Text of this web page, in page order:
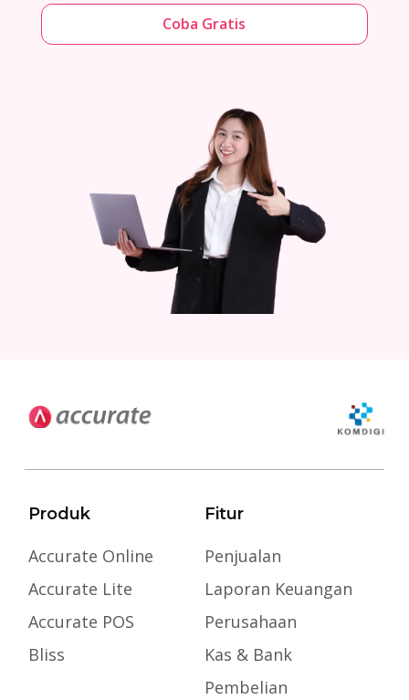
Coba Gratis
Produk
Accurate Online
Accurate Lite
Accurate POS
Bliss
Fitur
Penjualan
Laporan Keuangan
Perusahaan
Kas & Bank
Pembelian